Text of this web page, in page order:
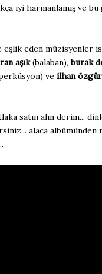
iyi harmanlamış ve
eşlik eden müzisyenler
aşık(balaban),burak
ve ilhan özgür
satın alın derim...
alaca albümünden